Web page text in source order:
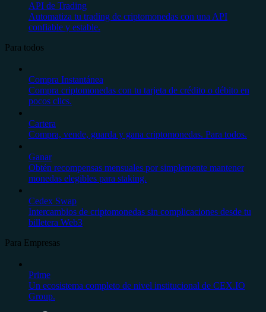
API de Trading
Automatiza tu trading de criptomonedas con una API
confiable y estable.
Para todos
Compra Instantánea
Compra criptomonedas con tu tarjeta de crédito o débito en
pocos clics.
Cartera
Compra, vende, guarda y gana criptomonedas. Para todos.
Ganar
Obtén recompensas mensuales por simplemente mantener
monedas elegibles para staking.
Cedex Swap
Intercambios de criptomonedas sin complicaciones desde tu
billetera Web3
Para Empresas
Prime
Un ecosistema completo de nivel institucional de CEX.IO
Group.